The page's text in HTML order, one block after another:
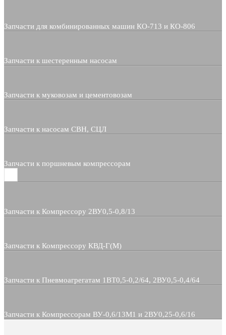
Запчасти для комбинированных машин КО-713 и КО-806
Запчасти к шестеренным насосам
Запчасти к муковозам и цементовозам
Запчасти к насосам СВН, СЦЛ
Запчасти к поршневым компрессорам
Запчасти к Компрессору 2ВУ0,5-0,8/13
Запчасти к Компрессору КВД-Г(М)
Запчасти к Пневмоагрегатам 1ВТ0,5-0,2/64, 2ВУ0,5-0,4/64
Запчасти к Компрессорам ВУ-0,6/13М1 и 2ВУ0,25-0,6/16